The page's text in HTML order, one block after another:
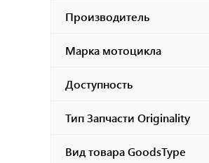
Производитель
Марка мотоцикла
Доступность
Тип Запчасти Originality
Вид товара GoodsType